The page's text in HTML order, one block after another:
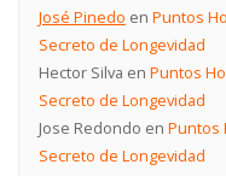
José Pinedo en Puntos
Secreto de Longevidad
Hector Silva en Puntos
Secreto de Longevidad
Jose Redondo en Puntos
Secreto de Longevidad